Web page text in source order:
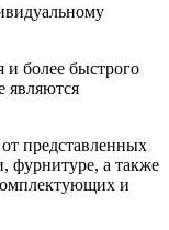
и более быстрого
являются
представленных
фурнитуре, а также
и